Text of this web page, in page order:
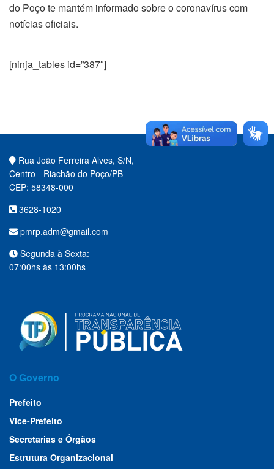
do Poço te mantém informado sobre o coronavírus com
notícias oficiais.
[ninja_tables id=”387″]
Rua João Ferreira Alves, S/N,
Centro - Riachão do Poço/PB
CEP: 58348-000
3628-1020
pmrp.adm@gmail.com
Segunda à Sexta:
07:00hs às 13:00hs
O Governo
Prefeito
Vice-Prefeito
Secretarias e Órgãos
Estrutura Organizacional